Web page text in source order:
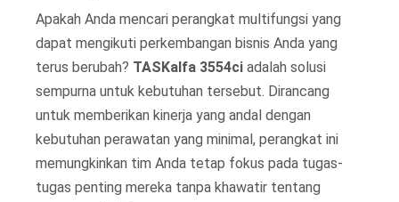
Apakah Anda mencari perangkat multifungsi yang
dapat mengikuti perkembangan bisnis Anda yang
terus berubah? TASKalfa 3554ci adalah solusi
sempurna untuk kebutuhan tersebut. Dirancang
untuk memberikan kinerja yang andal dengan
kebutuhan perawatan yang minimal, perangkat ini
memungkinkan tim Anda tetap fokus pada tugas-
tugas penting mereka tanpa khawatir tentang